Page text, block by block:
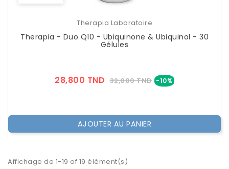
Therapia Laboratoire
Therapia - Duo Q10 - Ubiquinone & Ubiquinol - 30
Gélules
28,800 TND Prix
32,000 TND -10%Prix
AJOUTER AU PANIER
Affichage de 1-19 of 19 élément(s)